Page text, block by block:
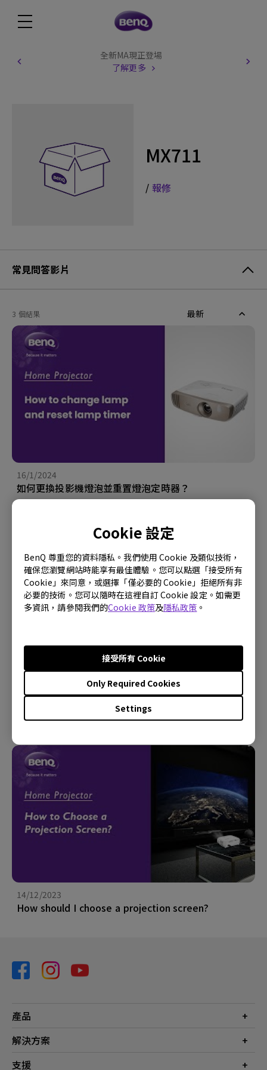
Cookie 設定
BenQ 尊重您的資料隱私。我們使用 Cookie 及類似技術，
確保您瀏覽網站時能享有最佳體驗。您可以點選「接受所有
Cookie」來同意，或選擇「僅必要的 Cookie」拒絕所有非
必要的技術。您可以隨時在這裡自訂 Cookie 設定。如需更
多資訊，請參閱我們的Cookie 政策及隱私政策 。
Settings
Only Required Cookies
接受所有 Cookie
全新MA現正登場
了解更多
MX711
/ 報修
常見問答影片
3 個結果 最新
16/1/2024
如何更換投影機燈泡並重置燈泡定時器？
我的 Android TV 上的應用程式有時會意外退出，系統
會崩潰到主畫面。我怎樣才能解決這個問題？
14/12/2023
How should I choose a projection screen?
產品
投影機
解決方案
商業
支援